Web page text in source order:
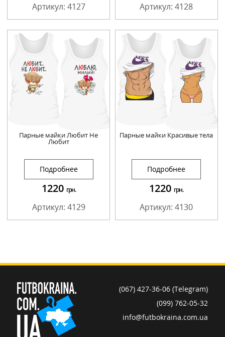
Артикул: 4127 Артикул: 4128
Парные майки Любит Не
Любит
Подробнее
1220 грн.
Артикул: 4129
Парные майки Красивые тела
Подробнее
1220 грн.
Артикул: 4130
(067) 427-36-06 (Telegram)
(099) 762-05-32
info@futbokraina.com.ua